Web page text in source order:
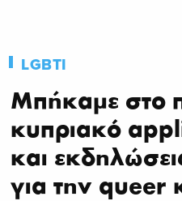
LGBTI
Μπήκαμε στο
κυπριακό
και
για την queer